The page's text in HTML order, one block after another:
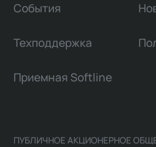
События
Техподдержка
Приемная Softline
ПУБЛИЧНОЕ АКЦИОНЕРНОЕ